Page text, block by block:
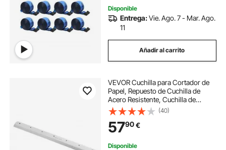
Disponible
Entrega:Vie. Ago. 7 - Mar. Ago.
11
Añadir al carrito
VEVOR Cuchilla para Cortador de
Papel, Repuesto de Cuchilla de
Acero Resistente, Cuchilla de
Repuesto para Máquina Cortadora
de Papel, 503 x 43 x 6 mm Apta
para Cortadora Profesional
G450VS+
(40)
5790€
Disponible